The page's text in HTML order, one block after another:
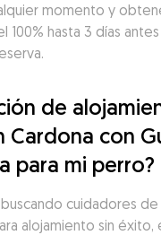
momento y
100% hasta 3 días
de
Cardona con
para mi perro?
cuidadores
alojamiento sin éxito,